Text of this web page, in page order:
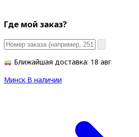
Где мой заказ?
Ближайшая доставка: 18 авг
Минск В наличии